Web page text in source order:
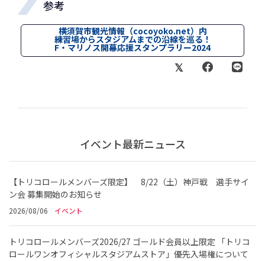
参考
横須賀市観光情報（cocoyoko.net）内
練習場からスタジアムまでの沿線を巡る！
F・マリノス開幕応援スタンプラリー2024
イベント最新ニュース
【トリコロールメンバーズ限定】 8/22（土）神戸戦 選手サイ
ン会 募集開始のお知らせ
2026/08/06 イベント
トリコロールメンバーズ2026/27 ゴールド会員以上限定 「トリコ
ロールワンオフィシャルスタジアムストア」優先入場権について